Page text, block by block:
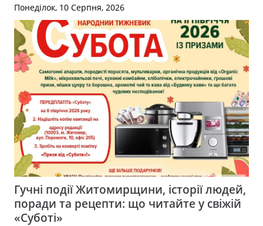
Понеділок, 10 Серпня, 2026
Гучні події Житомирщини, історії людей,
поради та рецепти: що читайте у свіжій
«Суботі»